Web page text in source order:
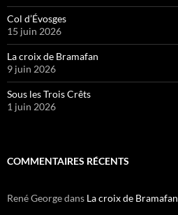
Col d’Évosges
15 juin 2026
La croix de Bramafan
9 juin 2026
Sous les Trois Crêts
1 juin 2026
COMMENTAIRES RÉCENTS
René Georgedans La croix de Bramafan